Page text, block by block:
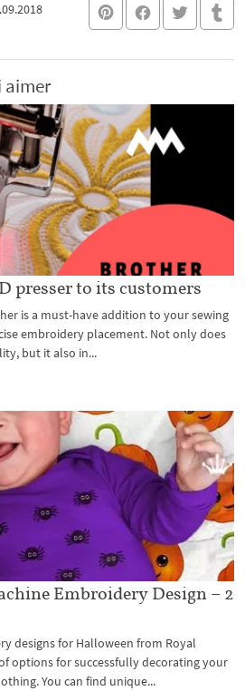
aimer
presser to its customers
is a must-have addition to your sewing
embroidery placement. Not only does
but it also in...
Embroidery Design – 2
designs for Halloween from Royal
options for successfully decorating your
You can find unique...